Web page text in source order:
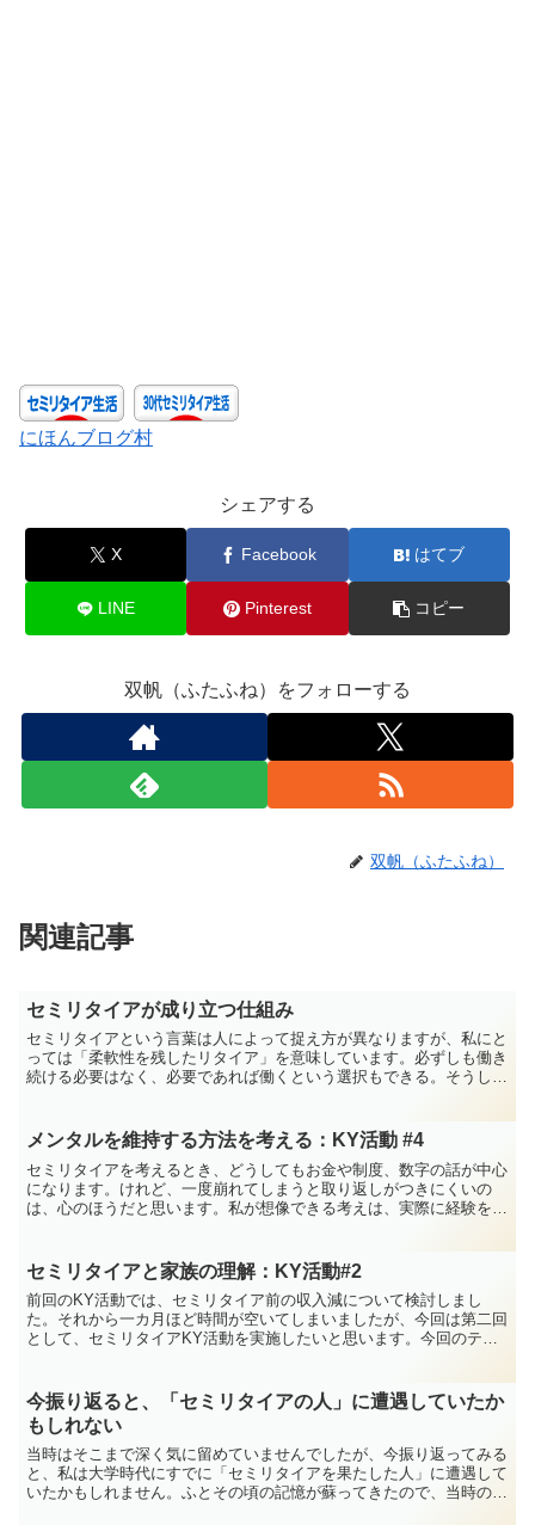
にほんブログ村
シェアする
X Facebook はてブ
LINE Pinterest コピー
双帆（ふたふね）をフォローする
双帆（ふたふね）
関連記事
セミリタイアが成り立つ仕組み
セミリタイアという言葉は人によって捉え方が異なりますが、私にと
っては「柔軟性を残したリタイア」を意味しています。必ずしも働き
続ける必要はなく、必要であれば働くという選択もできる。そうした
メンタルを維持する方法を考える：KY活動 #4
セミリタイアを考えるとき、どうしてもお金や制度、数字の話が中心
になります。けれど、一度崩れてしまうと取り返しがつきにくいの
は、心のほうだと思います。私が想像できる考えは、実際に経験をさ
セミリタイアと家族の理解：KY活動#2
前回のKY活動では、セミリタイア前の収入減について検討しまし
た。それから一カ月ほど時間が空いてしまいましたが、今回は第二回
として、セミリタイアKY活動を実施したいと思います。今回のテー
今振り返ると、「セミリタイアの人」に遭遇していたか
もしれない
当時はそこまで深く気に留めていませんでしたが、今振り返ってみる
と、私は大学時代にすでに「セミリタイアを果たした人」に遭遇して
いたかもしれません。ふとその頃の記憶が蘇ってきたので、当時のエ